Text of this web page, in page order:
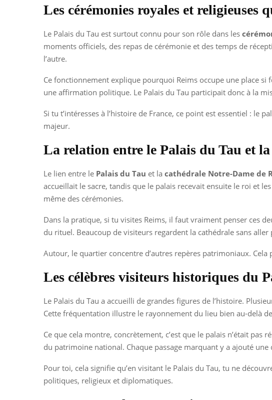
Les cérémonies royales et religieuses
Le Palais du Tau est surtout connu pour son rôle dans les
moments officiels, des repas de cérémonie et des temps de
l’autre.
Ce fonctionnement explique pourquoi Reims occupe une place si
une affirmation politique. Le Palais du Tau participait donc à la
Si tu t’intéresses à l’histoire de France, ce point est essentiel : le
majeur.
La relation entre le Palais du Tau et
Le lien entre le Palais du Tau et la cathédrale Notre-Dame de
accueillait le sacre, tandis que le palais recevait ensuite le roi et
même des cérémonies.
Dans la pratique, si tu visites Reims, il faut vraiment penser ces
du rituel. Beaucoup de visiteurs regardent la cathédrale sans
Autour, le quartier concentre d’autres repères patrimoniaux.
Les célèbres visiteurs historiques du
Le Palais du Tau a accueilli de grandes figures de l’histoire.
Cette fréquentation illustre le rayonnement du lieu bien au-delà
Ce que cela montre, concrètement, c’est que le palais n’était
du patrimoine national. Chaque passage marquant y a ajouté
Pour toi, cela signifie qu’en visitant le Palais du Tau, tu ne
politiques, religieux et diplomatiques.